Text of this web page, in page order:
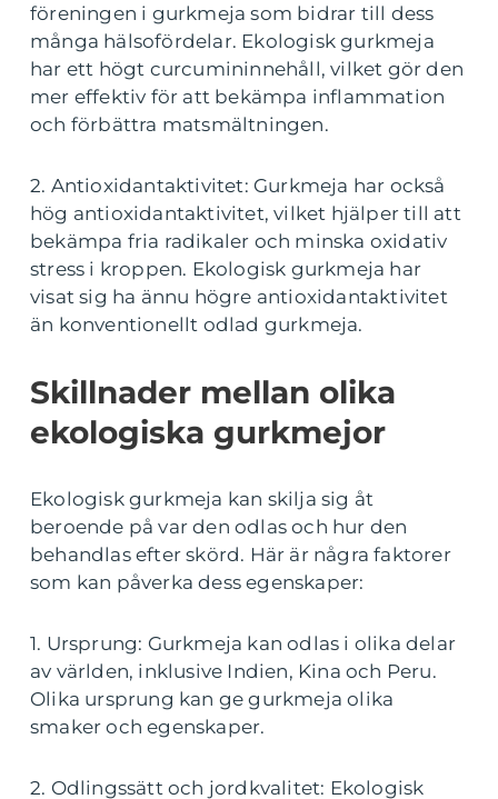
föreningen i gurkmeja som bidrar till dess
många hälsofördelar. Ekologisk gurkmeja
har ett högt curcumininnehåll, vilket gör den
mer effektiv för att bekämpa inflammation
och förbättra matsmältningen.
2. Antioxidantaktivitet: Gurkmeja har också
hög antioxidantaktivitet, vilket hjälper till att
bekämpa fria radikaler och minska oxidativ
stress i kroppen. Ekologisk gurkmeja har
visat sig ha ännu högre antioxidantaktivitet
än konventionellt odlad gurkmeja.
Skillnader mellan olika
ekologiska gurkmejor
Ekologisk gurkmeja kan skilja sig åt
beroende på var den odlas och hur den
behandlas efter skörd. Här är några faktorer
som kan påverka dess egenskaper:
1. Ursprung: Gurkmeja kan odlas i olika delar
av världen, inklusive Indien, Kina och Peru.
Olika ursprung kan ge gurkmeja olika
smaker och egenskaper.
2. Odlingssätt och jordkvalitet: Ekologisk